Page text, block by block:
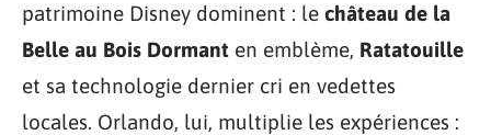
patrimoine Disney dominent : le château de la
Belle au Bois Dormant en emblème, Ratatouille
et sa technologie dernier cri en vedettes
locales. Orlando, lui, multiplie les expériences :